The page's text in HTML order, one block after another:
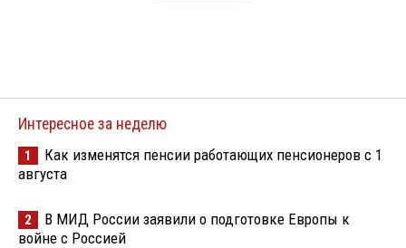
Интересное за неделю
1
Как изменятся пенсии работающих пенсионеров с 1
августа
2
В МИД России заявили о подготовке Европы к
войне с Россией